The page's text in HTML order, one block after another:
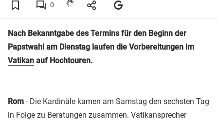
0
Nach Bekanntgabe des Termins für den Beginn der
Papstwahl am Dienstag laufen die Vorbereitungen im
Vatikan auf Hochtouren.
Rom - Die Kardinäle kamen am Samstag den sechsten Tag
in Folge zu Beratungen zusammen. Vatikansprecher